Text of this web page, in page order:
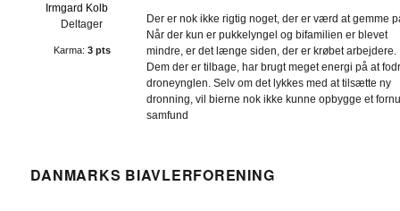
Irmgard Kolb
Deltager
Karma: 3 pts
Der er nok ikke rigtig noget, der er værd at gemme
Når der kun er pukkelyngel og bifamilien er blevet
mindre, er det længe siden, der er krøbet arbejdere.
Dem der er tilbage, har brugt meget energi på at
droneynglen. Selv om det lykkes med at tilsætte ny
dronning, vil bierne nok ikke kunne opbygge et
samfund
DANMARKS BIAVLERFORENING